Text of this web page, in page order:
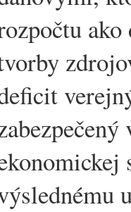
ako